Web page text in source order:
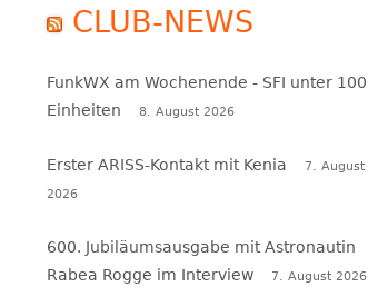
CLUB-NEWS
FunkWX am Wochenende - SFI unter 100
Einheiten
8. August 2026
Erster ARISS-Kontakt mit Kenia
7. August
2026
600. Jubiläumsausgabe mit Astronautin
Rabea Rogge im Interview
7. August 2026